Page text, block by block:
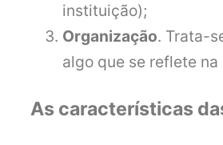
instituição);
Organização. Trata-
algo que se reflete
As características